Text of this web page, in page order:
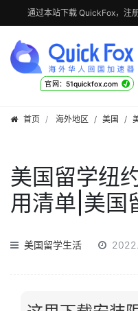
通过本站下载 QuickFox，注
官网：51quickfox.com √
首页 海外地区 / 美国 /
美国留学纽
用清单|美国
美国留学生活